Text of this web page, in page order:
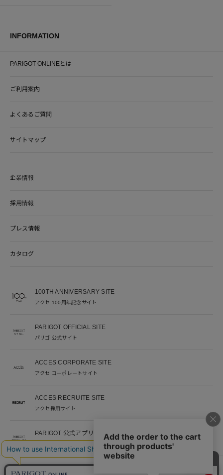
INFORMATION
PARIGOT ONLINEとは
ご利用案内
よくあるご質問
サイトマップ
企業情報
採用情報
プレス情報
カタログ
100TH ANNIVERSARY SITE
アクセ 100周年記念サイト
PARIGOT OFFICIAL SITE
パリゴ 公式サイト
ACCES CORPORATE SITE
アクセ コーポレートサイト
ACCES RECRUITE SITE
アクセ採用サイト
PARIGOT 公式アプリ
新着情報を、プッシュ通知でいち早くお届け。
※当サイト掲載写真のオークションなどへの二次転用を固く禁じます。